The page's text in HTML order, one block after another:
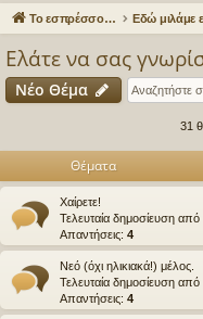
γο
συ
εις
Το εσπρέσσο στα ηλεκτρονικά!
Ελάτε να σας
Νέο Θέμα
31
Θέματα
Χαίρετε!
Τελευταία δημοσίευση από
Απαντήσεις: 4
Νεό (όχι ηλικιακά!) μέλος.
Τελευταία δημοσίευση από
Απαντήσεις: 4